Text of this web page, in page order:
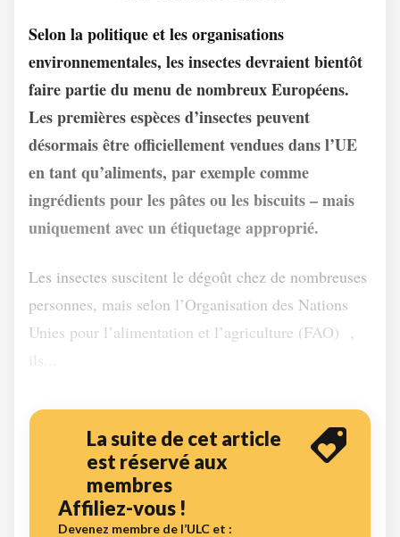
Selon la politique et les organisations
environnementales, les insectes devraient bientôt
faire partie du menu de nombreux Européens.
Les premières espèces d’insectes peuvent
désormais être officiellement vendues dans l’UE
en tant qu’aliments, par exemple comme
ingrédients pour les pâtes ou les biscuits – mais
uniquement avec un étiquetage approprié.
Les insectes suscitent le dégoût chez de nombreuses
personnes, mais selon l’Organisation des Nations
Unies pour l’alimentation et l’agriculture (FAO) ,
ils...
La suite de cet article
est réservé aux
membres
Affiliez-vous !
Devenez membre de l’ULC et :